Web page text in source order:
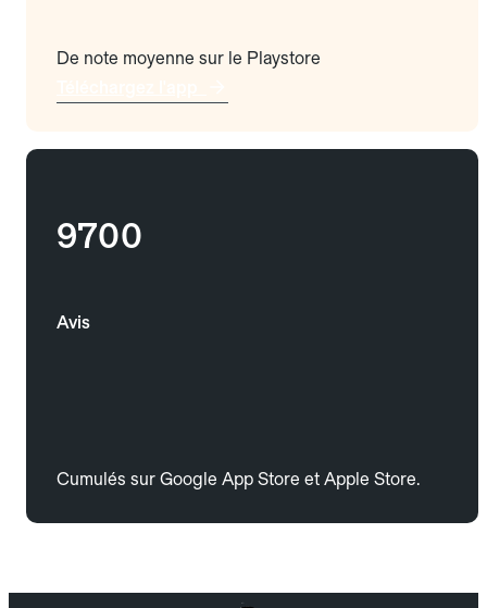
De note moyenne sur le Playstore
9700
Avis
Cumulés sur Google App Store et Apple Store.